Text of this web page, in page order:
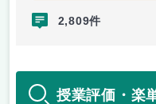
2,809件
授業評価・楽